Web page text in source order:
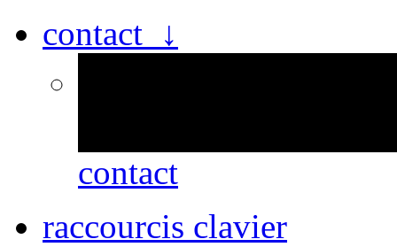
contact ↓
contact
raccourcis clavier